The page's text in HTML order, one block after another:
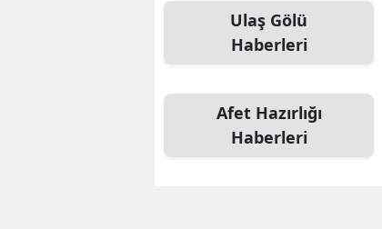
Ulaş Gölü
Haberleri
Afet Hazırlığı
Haberleri